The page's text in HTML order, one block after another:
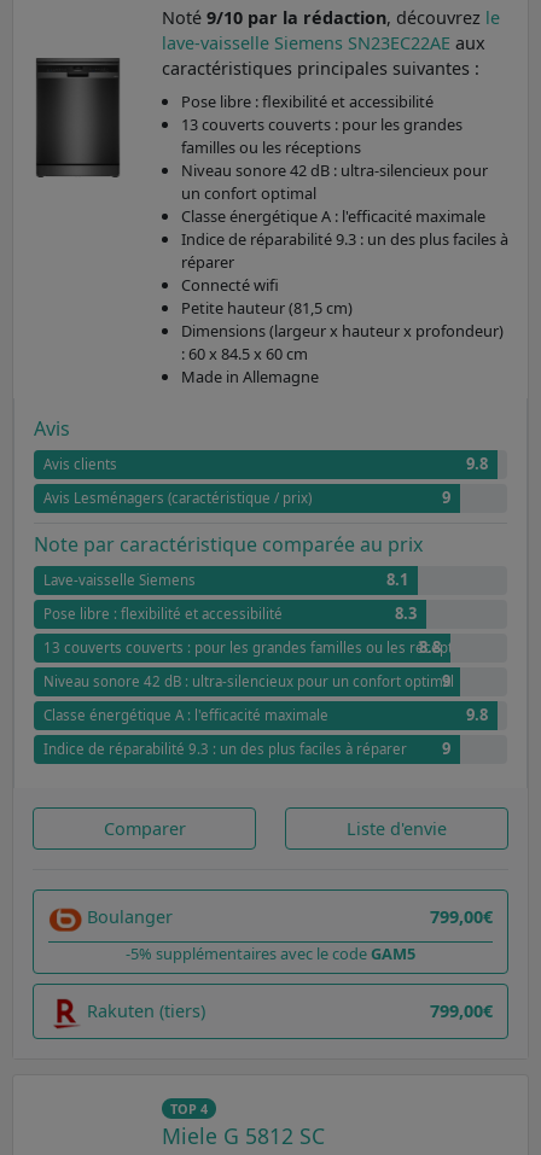
Noté 9/10 par la rédaction, découvrez le
lave-vaisselle Siemens SN23EC22AE aux
caractéristiques principales suivantes :
Pose libre : flexibilité et accessibilité
13 couverts couverts : pour les grandes
familles ou les réceptions
Niveau sonore 42 dB : ultra-silencieux pour
un confort optimal
Classe énergétique A : l'efficacité maximale
Indice de réparabilité 9.3 : un des plus faciles à
réparer
Connecté wifi
Petite hauteur (81,5 cm)
Dimensions (largeur x hauteur x profondeur)
: 60 x 84.5 x 60 cm
Made in Allemagne
Avis
Avis clients 9.8
Avis Lesménagers (caractéristique / prix) 9
Note par caractéristique comparée au prix
Lave-vaisselle Siemens 8.1
Pose libre : flexibilité et accessibilité 8.3
13 couverts couverts : pour les grandes familles ou les réceptions
8.8
Niveau sonore 42 dB : ultra-silencieux pour un confort optimal
9
Classe énergétique A : l'efficacité maximale 9.8
Indice de réparabilité 9.3 : un des plus faciles à réparer 9
Comparer Liste d'envie
Boulanger 799,00€
-5% supplémentaires avec le codeGAM5
Rakuten (tiers) 799,00€
TOP 4
Miele G 5812 SC